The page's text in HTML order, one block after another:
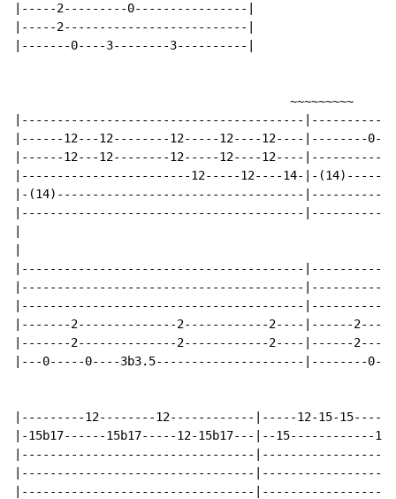
|-----2---------0----------------|
|-----2--------------------------|
|-------0----3--------3----------|
                                       ~~~~~~~~~
|----------------------------------------
|------12---12--------12-----12----12----|--------0---
|------12---12--------12-----12----12----
|------------------------12-----12----14-|-
|-(14)-----------------------------------
|----------------------------------------
|----------------------------------------
|----------------------------------------
|----------------------------------------
|-------2--------------2------------2----|------
|-------2--------------2------------2----|------
|---0-----0----3b3.5---------------------|--------0-
|---------12--------12------------|-----12-15-15------
|-15b17------15b17-----12-15b17---|--15------------
|---------------------------------
|---------------------------------
|---------------------------------